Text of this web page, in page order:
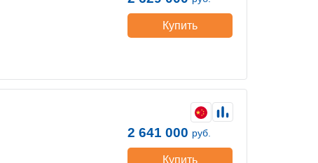
Купить
2 641 000 руб.
Купить